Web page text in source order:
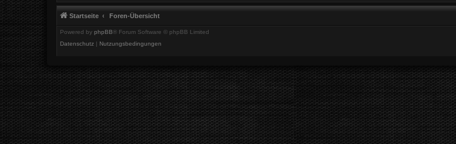
Startseite Foren-Übersicht
Powered by phpBB® Forum Software © phpBB Limited
Datenschutz | Nutzungsbedingungen